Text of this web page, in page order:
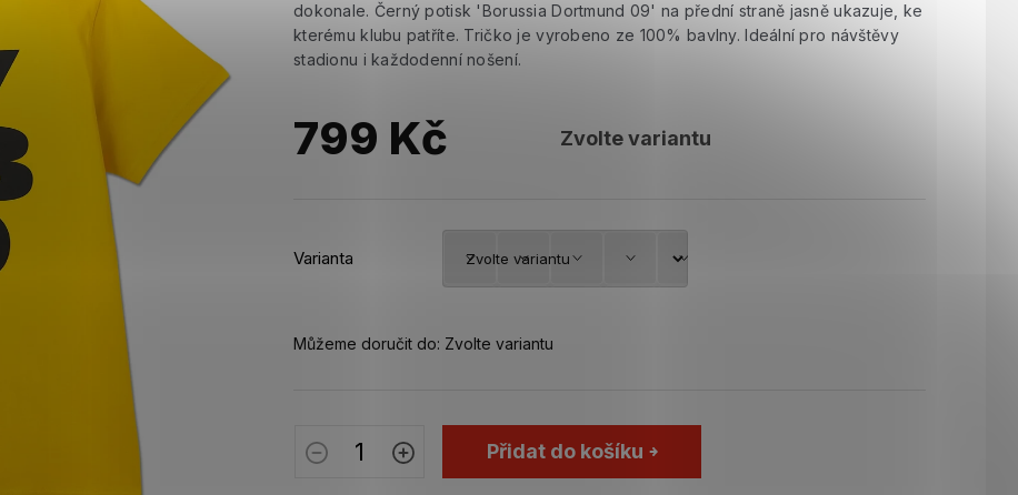
dokonale. Černý potisk 'Borussia Dortmund 09' na přední straně jasně ukazuje, ke
kterému klubu patříte. Tričko je vyrobeno ze 100% bavlny. Ideální pro návštěvy
stadionu i každodenní nošení.
799 Kč Zvolte variantu
Varianta
Můžeme doručit do: Zvolte variantu
Přidat do košíku